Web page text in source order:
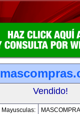
Vendido!
Mayusculas: